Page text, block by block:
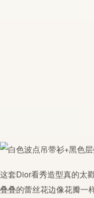
这套Dior看秀造型真的太
叠叠的蕾丝花边像花瓣一